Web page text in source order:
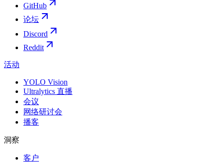
GitHub
论坛
Discord
Reddit
活动
YOLO Vision
Ultralytics 直播
会议
网络研讨会
播客
洞察
客户